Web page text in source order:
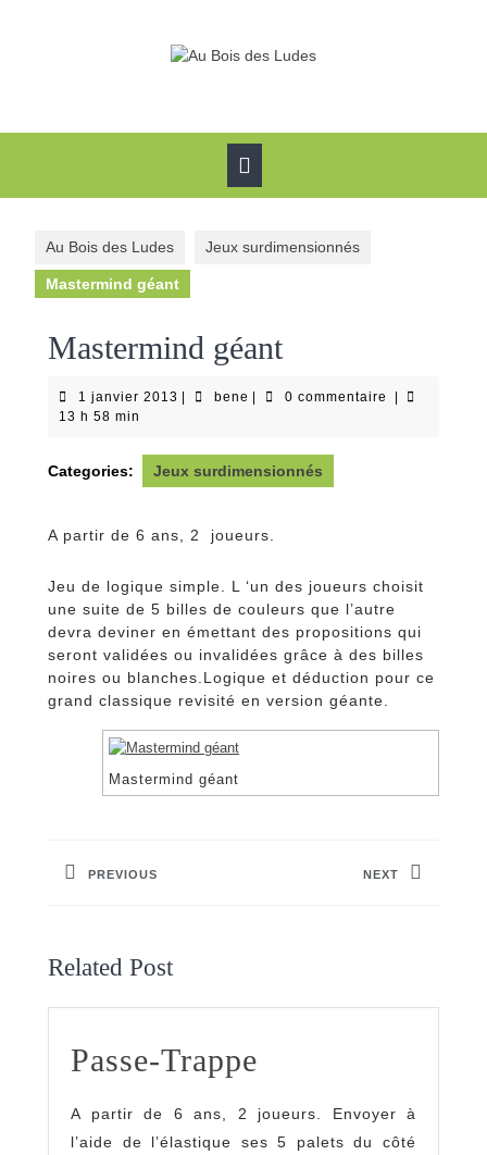
Au Bois des Ludes Jeux surdimensionnés
Mastermind géant
Mastermind géant
1 janvier 2013 1| bene bene
| 0 commentaire
|
13 h 58 min
Categories: Jeux surdimensionnés
A partir de 6 ans, 2 joueurs.
Jeu de logique simple. L ‘un des joueurs choisit
une suite de 5 billes de couleurs que l’autre
devra deviner en émettant des propositions qui
seront validées ou invalidées grâce à des billes
noires ou blanches.Logique et déduction pour ce
grand classique revisité en version géante.
Mastermind géant
l’article
PREVIOUS NEXT
Related Post
Passe-Trappe
A partir de 6 ans, 2 joueurs. Envoyer à
l’aide de l’élastique ses 5 palets du côté